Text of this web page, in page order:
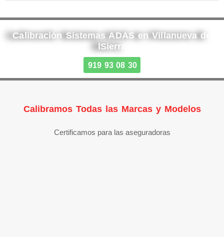
Calibración Sistemas ADAS en Villanueva de
lSierra
919 93 08 30
Calibramos Todas las Marcas y Modelos
Certificamos para las aseguradoras